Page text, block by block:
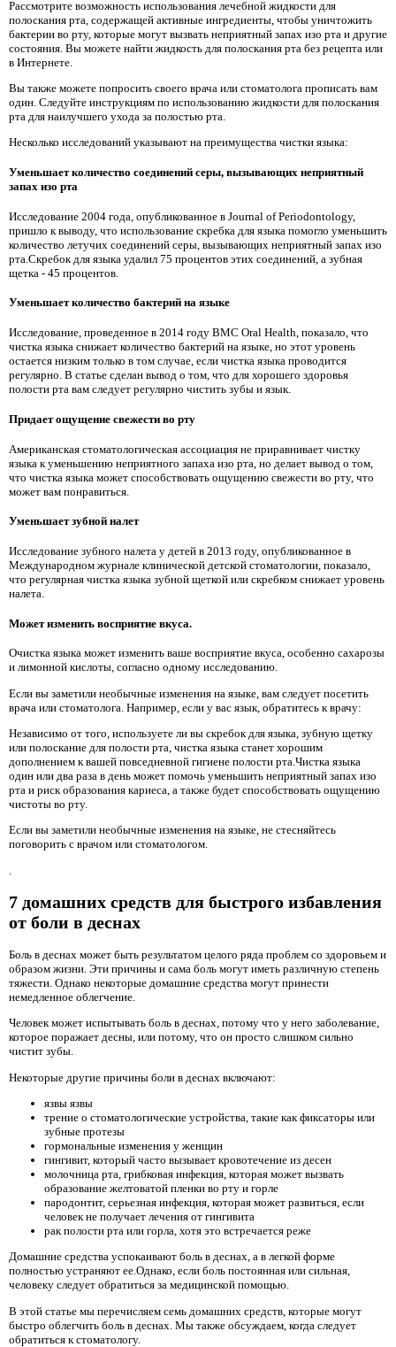
Рассмотрите возможность использования лечебной жидкости для
полоскания рта, содержащей активные ингредиенты, чтобы уничтожить
бактерии во рту, которые могут вызвать неприятный запах изо рта и другие
состояния. Вы можете найти жидкость для полоскания рта без рецепта или
в Интернете.
Вы также можете попросить своего врача или стоматолога прописать вам
один. Следуйте инструкциям по использованию жидкости для полоскания
рта для наилучшего ухода за полостью рта.
Несколько исследований указывают на преимущества чистки языка:
Уменьшает количество соединений серы, вызывающих неприятный
запах изо рта
Исследование 2004 года, опубликованное в Journal of Periodontology,
пришло к выводу, что использование скребка для языка помогло уменьшить
количество летучих соединений серы, вызывающих неприятный запах изо
рта.Скребок для языка удалил 75 процентов этих соединений, а зубная
щетка - 45 процентов.
Уменьшает количество бактерий на языке
Исследование, проведенное в 2014 году BMC Oral Health, показало, что
чистка языка снижает количество бактерий на языке, но этот уровень
остается низким только в том случае, если чистка языка проводится
регулярно. В статье сделан вывод о том, что для хорошего здоровья
полости рта вам следует регулярно чистить зубы и язык.
Придает ощущение свежести во рту
Американская стоматологическая ассоциация не приравнивает чистку
языка к уменьшению неприятного запаха изо рта, но делает вывод о том,
что чистка языка может способствовать ощущению свежести во рту, что
может вам понравиться.
Уменьшает зубной налет
Исследование зубного налета у детей в 2013 году, опубликованное в
Международном журнале клинической детской стоматологии, показало,
что регулярная чистка языка зубной щеткой или скребком снижает уровень
налета.
Может изменить восприятие вкуса.
Очистка языка может изменить ваше восприятие вкуса, особенно сахарозы
и лимонной кислоты, согласно одному исследованию.
Если вы заметили необычные изменения на языке, вам следует посетить
врача или стоматолога. Например, если у вас язык, обратитесь к врачу:
Независимо от того, используете ли вы скребок для языка, зубную щетку
или полоскание для полости рта, чистка языка станет хорошим
дополнением к вашей повседневной гигиене полости рта.Чистка языка
один или два раза в день может помочь уменьшить неприятный запах изо
рта и риск образования кариеса, а также будет способствовать ощущению
чистоты во рту.
Если вы заметили необычные изменения на языке, не стесняйтесь
поговорить с врачом или стоматологом.
7 домашних средств для быстрого избавления
от боли в деснах
Боль в деснах может быть результатом целого ряда проблем со здоровьем и
образом жизни. Эти причины и сама боль могут иметь различную степень
тяжести. Однако некоторые домашние средства могут принести
немедленное облегчение.
Человек может испытывать боль в деснах, потому что у него заболевание,
которое поражает десны, или потому, что он просто слишком сильно
чистит зубы.
Некоторые другие причины боли в деснах включают:
язвы язвы
трение о стоматологические устройства, такие как фиксаторы или
зубные протезы
гормональные изменения у женщин
гингивит, который часто вызывает кровотечение из десен
молочница рта, грибковая инфекция, которая может вызвать
образование желтоватой пленки во рту и горле
пародонтит, серьезная инфекция, которая может развиться, если
человек не получает лечения от гингивита
рак полости рта или горла, хотя это встречается реже
Домашние средства успокаивают боль в деснах, а в легкой форме
полностью устраняют ее.Однако, если боль постоянная или сильная,
человеку следует обратиться за медицинской помощью.
В этой статье мы перечисляем семь домашних средств, которые могут
быстро облегчить боль в деснах. Мы также обсуждаем, когда следует
обратиться к стоматологу.